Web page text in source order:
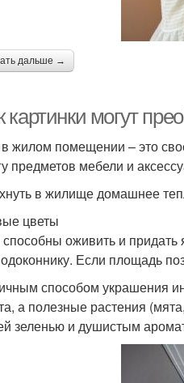
дальше →
картинки могут
жилом помещении – это
предметов мебели и
в жилище домашнее
цветы
оживить и
Если площадь
способом украшения
а полезные растения
зеленью и душистым